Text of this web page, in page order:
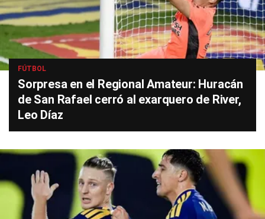
FÚTBOL
Sorpresa en el Regional Amateur: Huracán
de San Rafael cerró al exarquero de River,
Leo Díaz